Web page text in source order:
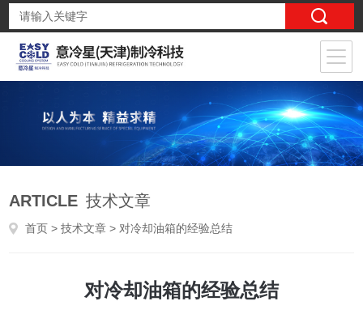
ARTICLE 技术文章
首页 >技术文章 > 对冷却油箱的经验总结
对冷却油箱的经验总结